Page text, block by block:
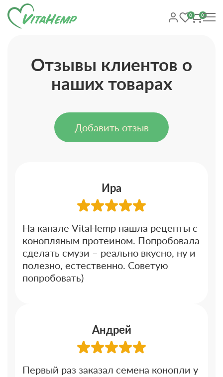
0 0
Отзывы клиентов о
наших товарах
Добавить отзыв
Ира
На канале VitaHemp нашла рецепты с
конопляным протеином. Попробовала
сделать смузи – реально вкусно, ну и
полезно, естественно. Советую
попробовать)
Андрей
Первый раз заказал семена конопли у